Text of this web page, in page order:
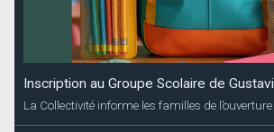
Inscription au Groupe Scolaire de
La Collectivité informe les familles de l’ouverture